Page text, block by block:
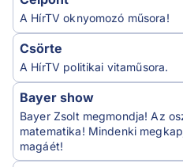
A HírTV oknyomozó műsora!
Csörte
A HírTV politikai vitaműsora.
Bayer show
Bayer Zsolt megmondja! Az
matematika! Mindenki
magáét!